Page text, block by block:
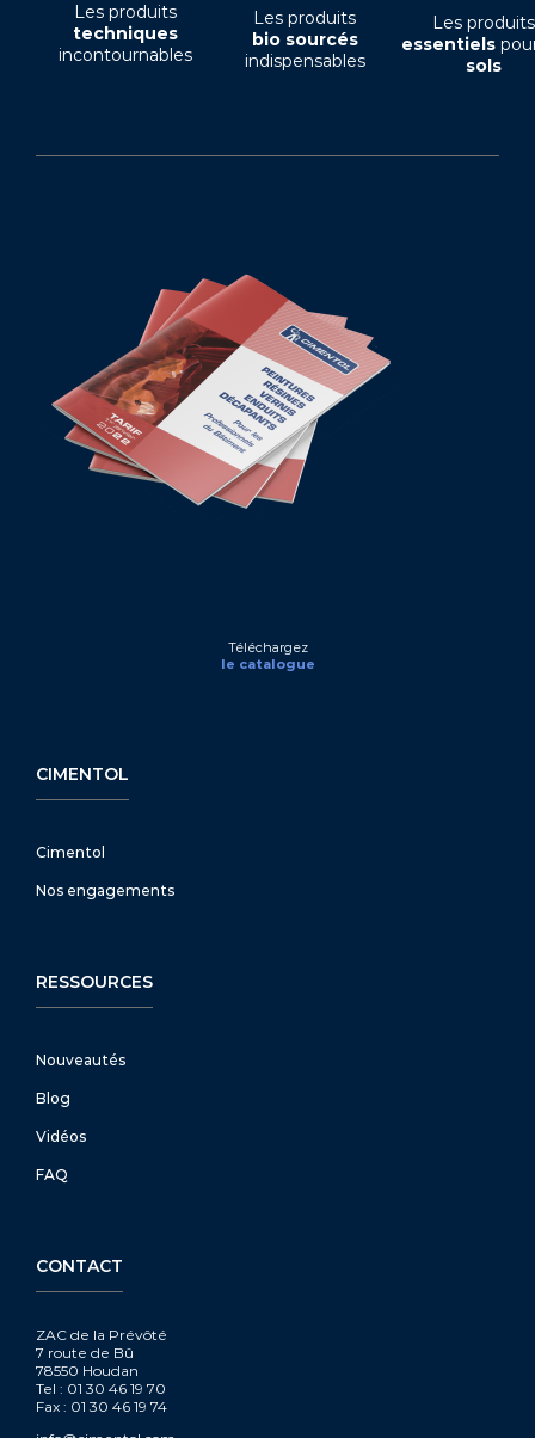
Les produits
techniques
incontournables
Les produits
bio sourcés
indispensables
Les produits
essentiels
sols
Téléchargez
le catalogue
CIMENTOL
Cimentol
Nos engagements
RESSOURCES
Nouveautés
Blog
Vidéos
FAQ
CONTACT
ZAC de la Prévôté
7 route de Bû
78550 Houdan
Tel : 01 30 46 19 70
Fax : 01 30 46 19 74